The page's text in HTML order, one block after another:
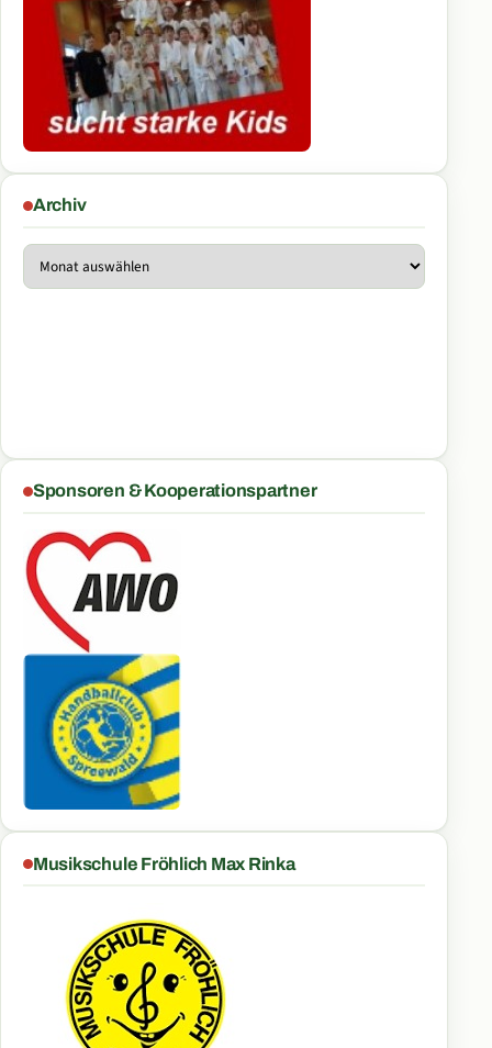
Archiv
Archiv
Sponsoren & Kooperationspartner
Musikschule Fröhlich Max Rinka